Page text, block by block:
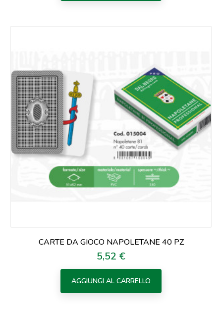
CARTE DA GIOCO NAPOLETANE 40 PZ
Prezzo
5,52 €
AGGIUNGI AL CARRELLO